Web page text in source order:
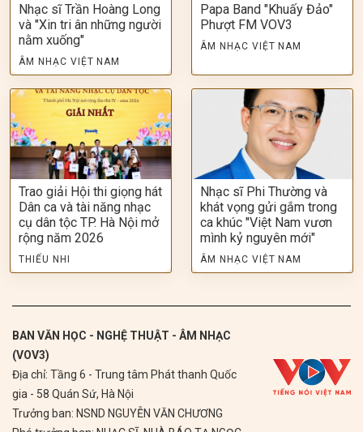
Nhạc sĩ Trần Hoàng Long
và "Xin tri ân những người
nằm xuống"
ÂM NHẠC VIỆT NAM
Papa Band "Khuấy Đảo"
Phượt FM VOV3
ÂM NHẠC VIỆT NAM
Trao giải Hội thi giọng hát
Dân ca và tài năng nhạc
cụ dân tộc TP. Hà Nội mở
rộng năm 2026
THIẾU NHI
Nhạc sĩ Phi Thường và
khát vọng gửi gắm trong
ca khúc "Việt Nam vươn
mình kỷ nguyên mới"
ÂM NHẠC VIỆT NAM
BAN VĂN HỌC - NGHỆ THUẬT - ÂM NHẠC
(VOV3)
Địa chỉ: Tầng 6 - Trung tâm Phát thanh Quốc
gia - 58 Quán Sứ, Hà Nội
Trưởng ban: NSND NGUYỄN VĂN CHƯƠNG